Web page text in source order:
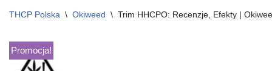
THCP Polska \ Okiweed \ Trim HHCPO: Recenzje, Efekty |
Promocja!